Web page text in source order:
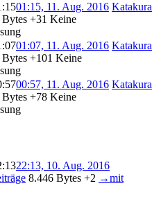
01:15, 11. Aug. 2016 Katakura
+31 Keine
01:07, 11. Aug. 2016 Katakura
+101 Keine
00:57, 11. Aug. 2016 Katakura
+78 Keine
22:13, 10. Aug. 2016
8.446 Bytes +2 →mit